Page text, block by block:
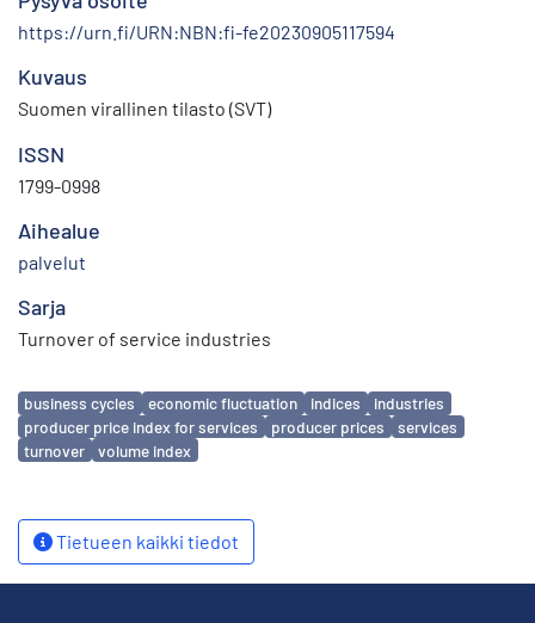
https://urn.fi/URN:NBN:fi-fe20230905117594
Kuvaus
Suomen virallinen tilasto (SVT)
ISSN
1799-0998
Aihealue
palvelut
Sarja
Turnover of service industries
Avainsanat
business cycles economic fluctuation indices
industries
producer price index for services
producer prices
services
turnover
volume index
Tietueen kaikki tiedot